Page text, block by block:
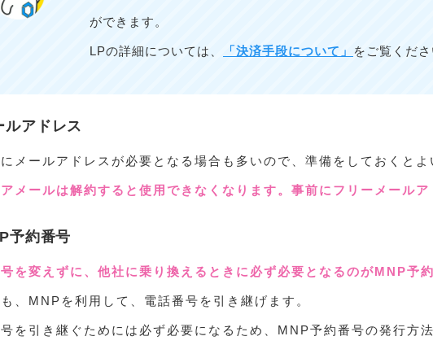
ができます。
LPの詳細については、 「決済手段について」 をご覧くださ
ルアドレス
メールアドレスが必要となる場合も多いので、準備をしておくとよ
メールは解約すると使用できなくなります。事前にフリーメールア
予約番号
を変えずに、他社に乗り換えるときに必ず必要となるのがMNP予約
、MNPを利用して、電話番号を引き継げます。
を引き継ぐためには必ず必要になるため、MNP予約番号の発行方